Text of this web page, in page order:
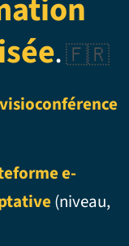
.🇫🇷
e-
(niveau,